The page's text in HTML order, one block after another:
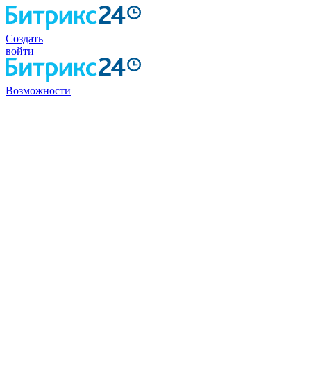
Создать
войти
Возможности